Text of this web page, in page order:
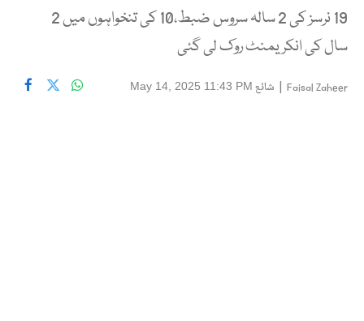
19 نرسز کی 2 سالہ سروس ضبط،10 کی تنخواہوں میں 2
سال کی انکریمنٹ روک لی گئی
Faisal Zaheer
| شائع May 14, 2025 11:43 PM